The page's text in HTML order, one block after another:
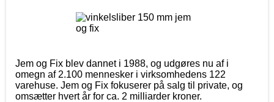
Jem og Fix blev dannet i 1988, og udgøres nu af i
omegn af 2.100 mennesker i virksomhedens 122
varehuse. Jem og Fix fokuserer på salg til private, og
omsætter hvert år for ca. 2 milliarder kroner.